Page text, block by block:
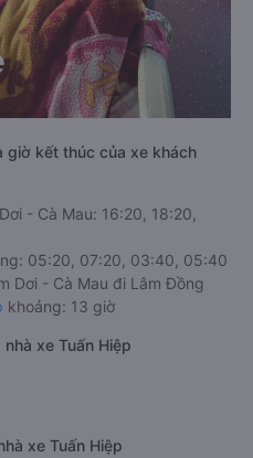
giờ kết thúc của xe khách
- Cà Mau: 16:20, 18:20,
05:20, 07:20, 03:40, 05:40
Dơi - Cà Mau đi Lâm Đồng
khoảng: 13 giờ
xe Tuấn Hiệp
xe Tuấn Hiệp